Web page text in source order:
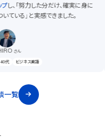
、「努力した分だけ、確実に身に
いる」と実感できました。
さん
ビジネス英語
一覧